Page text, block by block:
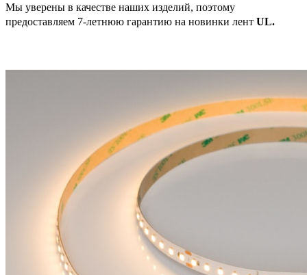
Мы уверены в качестве наших изделий, поэтому
предоставляем 7-летнюю гарантию на новинки лент UL.